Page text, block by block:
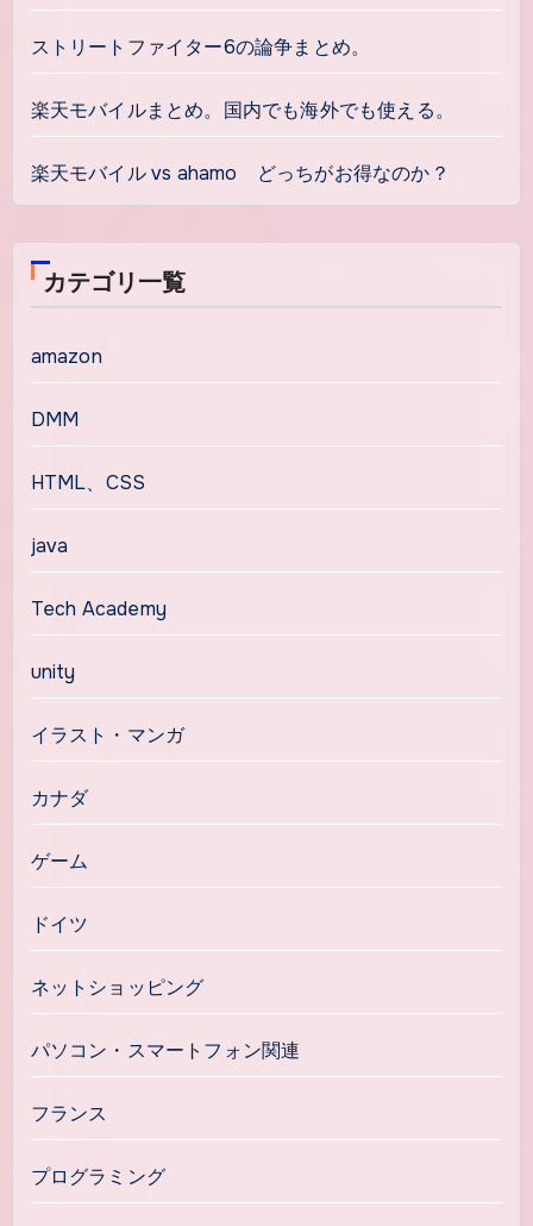
ストリートファイター6の論争まとめ。
楽天モバイルまとめ。国内でも海外でも使える。
楽天モバイル vs ahamo どっちがお得なのか？
カテゴリ一覧
amazon
DMM
HTML、CSS
java
Tech Academy
unity
イラスト・マンガ
カナダ
ゲーム
ドイツ
ネットショッピング
パソコン・スマートフォン関連
フランス
プログラミング